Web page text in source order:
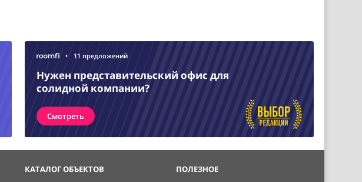
• 11 предложений
Нужен представительский офис для
солидной компании?
Смотреть
КАТАЛОГ ОБЪЕКТОВ ПОЛЕЗНОЕ